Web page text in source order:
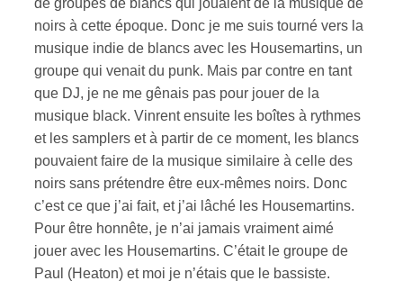
de groupes de blancs qui jouaient de la musique de
noirs à cette époque. Donc je me suis tourné vers la
musique indie de blancs avec les Housemartins, un
groupe qui venait du punk. Mais par contre en tant
que DJ, je ne me gênais pas pour jouer de la
musique black. Vinrent ensuite les boîtes à rythmes
et les samplers et à partir de ce moment, les blancs
pouvaient faire de la musique similaire à celle des
noirs sans prétendre être eux-mêmes noirs. Donc
c’est ce que j’ai fait, et j’ai lâché les Housemartins.
Pour être honnête, je n’ai jamais vraiment aimé
jouer avec les Housemartins. C’était le groupe de
Paul (Heaton) et moi je n’étais que le bassiste.